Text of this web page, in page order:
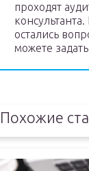
проходят
остались
можете
Похожие